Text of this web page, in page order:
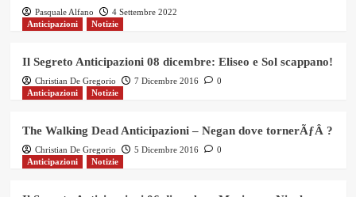
Pasquale Alfano
4 Settembre 2022
Anticipazioni
Notizie
Il Segreto Anticipazioni 08 dicembre: Eliseo e Sol scappano!
Christian De Gregorio 7 Dicembre 2016
0
Anticipazioni
Notizie
The Walking Dead Anticipazioni – Negan dove tornerÃƒÂ ?
Christian De Gregorio 5 Dicembre 2016
0
Anticipazioni
Notizie